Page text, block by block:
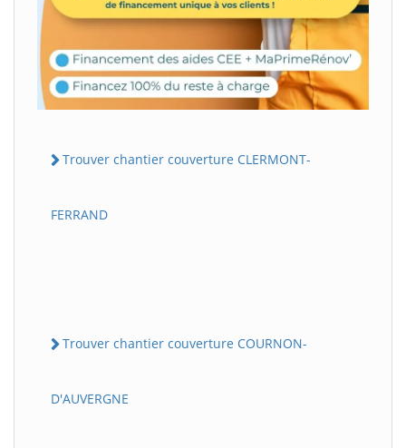
Trouver chantier couverture CLERMONT-
FERRAND
Trouver chantier couverture COURNON-
D'AUVERGNE